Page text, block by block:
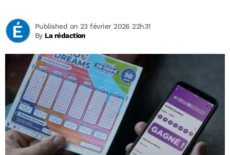
By La rédaction
Published on 23 février 2026 22h31